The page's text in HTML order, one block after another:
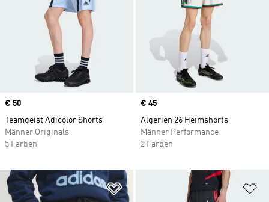
Price
€ 50
Teamgeist Adicolor Shorts
Männer Originals
5 Farben
Price
€ 45
Algerien 26 Heimshorts
Männer Performance
2 Farben
Zur Wunschliste hinzufügen